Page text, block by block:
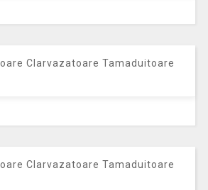
Clarvazatoare Tamaduitoare
Clarvazatoare Tamaduitoare